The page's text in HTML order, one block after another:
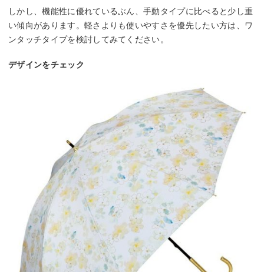
しかし、機能性に優れているぶん、手動タイプに比べると少し重
い傾向があります。軽さよりも使いやすさを優先したい方は、ワ
ンタッチタイプを検討してみてください。
デザインをチェック